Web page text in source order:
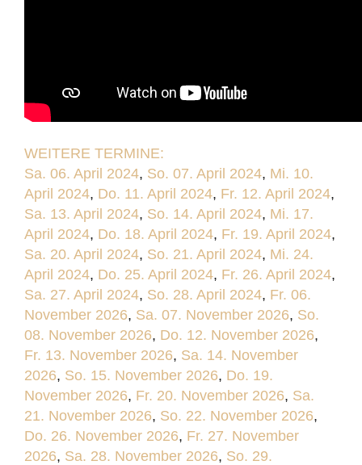
WEITERE TERMINE:
Sa. 06. April 2024, So. 07. April 2024, Mi. 10.
April 2024, Do. 11. April 2024, Fr. 12. April 2024,
Sa. 13. April 2024, So. 14. April 2024, Mi. 17.
April 2024, Do. 18. April 2024, Fr. 19. April 2024,
Sa. 20. April 2024, So. 21. April 2024, Mi. 24.
April 2024, Do. 25. April 2024, Fr. 26. April 2024,
Sa. 27. April 2024, So. 28. April 2024, Fr. 06.
November 2026, Sa. 07. November 2026, So.
08. November 2026, Do. 12. November 2026,
Fr. 13. November 2026, Sa. 14. November
2026, So. 15. November 2026, Do. 19.
November 2026, Fr. 20. November 2026, Sa.
21. November 2026, So. 22. November 2026,
Do. 26. November 2026, Fr. 27. November
2026, Sa. 28. November 2026, So. 29.